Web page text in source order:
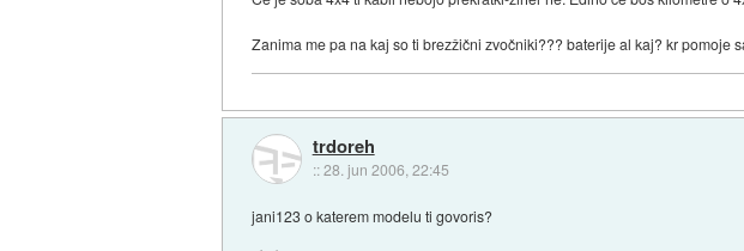
Zanima me pa na kaj so ti brezžični zvočniki??? baterije al kaj? kr pomoje
trdoreh
::28. jun 2006, 22:45
jani123 o katerem modelu ti govoris?